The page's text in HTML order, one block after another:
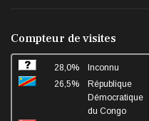
Compteur de visites
28,0%
Inconnu
26,5%
République
Démocratique
du Congo